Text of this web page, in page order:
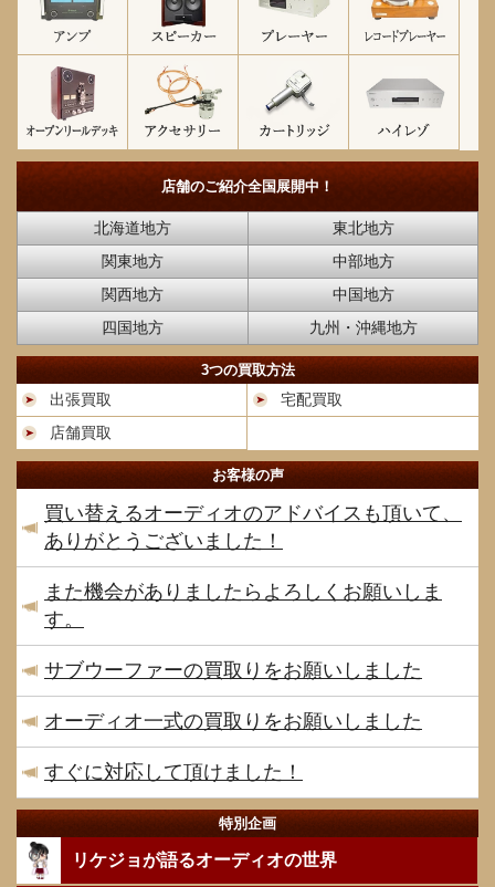
店舗のご紹介全国展開中！
北海道地方
東北地方
関東地方
中部地方
関西地方
中国地方
四国地方
九州・沖縄地方
3つの買取方法
出張買取
宅配買取
店舗買取
お客様の声
買い替えるオーディオのアドバイスも頂いて、
ありがとうございました！
また機会がありましたらよろしくお願いしま
す。
サブウーファーの買取りをお願いしました
オーディオ一式の買取りをお願いしました
すぐに対応して頂けました！
特別企画
リケジョが語るオーディオの世界